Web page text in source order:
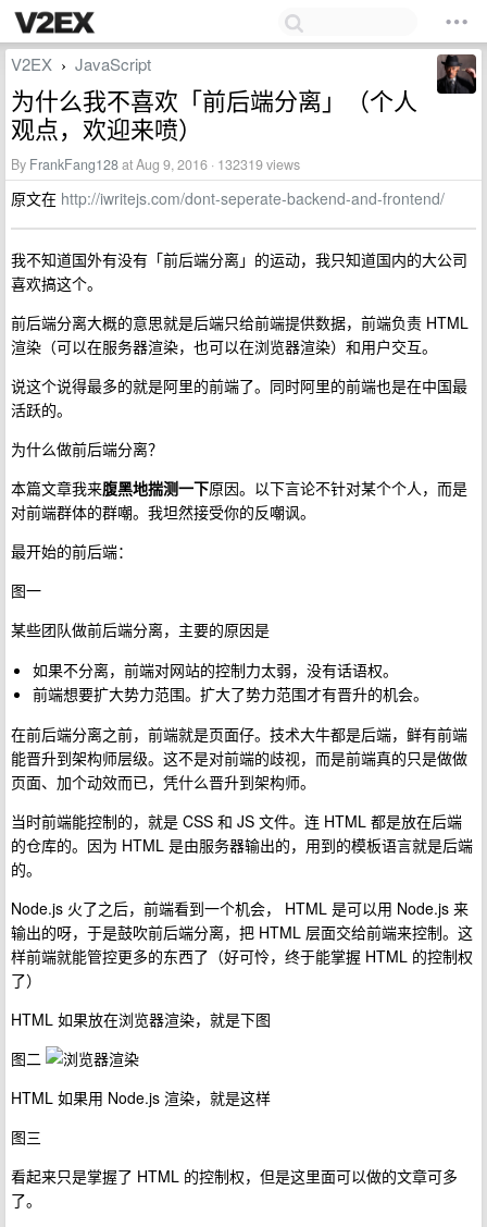
V2EX › JavaScript
为什么我不喜欢「前后端分离」（个人
观点，欢迎来喷）
By FrankFang128at Aug 9, 2016 · 132319 views
原文在 http://iwritejs.com/dont-seperate-backend-and-frontend/
我不知道国外有没有「前后端分离」的运动，我只知道国内的大公司
喜欢搞这个。
前后端分离大概的意思就是后端只给前端提供数据，前端负责 HTML
渲染（可以在服务器渲染，也可以在浏览器渲染）和用户交互。
说这个说得最多的就是阿里的前端了。同时阿里的前端也是在中国最
活跃的。
为什么做前后端分离？
本篇文章我来腹黑地揣测一下原因。以下言论不针对某个个人，而是
对前端群体的群嘲。我坦然接受你的反嘲讽。
最开始的前后端：
图一
某些团队做前后端分离，主要的原因是
如果不分离，前端对网站的控制力太弱，没有话语权。
前端想要扩大势力范围。扩大了势力范围才有晋升的机会。
在前后端分离之前，前端就是页面仔。技术大牛都是后端，鲜有前端
能晋升到架构师层级。这不是对前端的歧视，而是前端真的只是做做
页面、加个动效而已，凭什么晋升到架构师。
当时前端能控制的，就是 CSS 和 JS 文件。连 HTML 都是放在后端
的仓库的。因为 HTML 是由服务器输出的，用到的模板语言就是后端
的。
Node.js 火了之后，前端看到一个机会， HTML 是可以用 Node.js 来
输出的呀，于是鼓吹前后端分离，把 HTML 层面交给前端来控制。这
样前端就能管控更多的东西了（好可怜，终于能掌握 HTML 的控制权
了）
HTML 如果放在浏览器渲染，就是下图
图二
HTML 如果用 Node.js 渲染，就是这样
图三
看起来只是掌握了 HTML 的控制权，但是这里面可以做的文章可多
了。